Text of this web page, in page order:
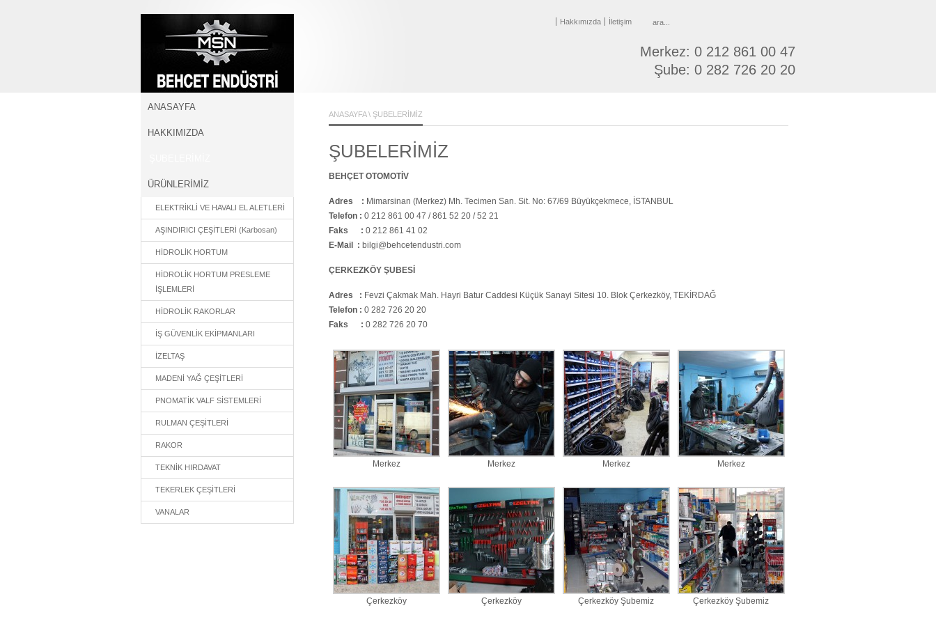
BEHÇET ENDÜSTRİ
Hakkımızda İletişim
Merkez: 0 212 861 00 47
Şube: 0 282 726 20 20
ANASAYFA
HAKKIMIZDA
ÜRÜNLERİMİZ
ELEKTRİKLİ VE HAVALI EL ALETLERİ
AŞINDIRICI ÇEŞİTLERİ (Karbosan)
HİDROLİK HORTUM
HİDROLİK HORTUM PRESLEME
İŞLEMLERİ
HİDROLİK RAKORLAR
İŞ GÜVENLİK EKİPMANLARI
İZELTAŞ
MADENİ YAĞ ÇEŞİTLERİ
PNOMATİK VALF SİSTEMLERİ
RULMAN ÇEŞİTLERİ
RAKOR
TEKNİK HIRDAVAT
TEKERLEK ÇEŞİTLERİ
VANALAR
ANASAYFA\ ŞUBELERİMİZ
ŞUBELERİMİZ
BEHÇET OTOMOTİV
Adres : Mimarsinan (Merkez) Mh. Tecimen San. Sit. No: 67/69 Büyükçekmece, İSTANBUL
Telefon : 0 212 861 00 47 / 861 52 20 / 52 21
Faks : 0 212 861 41 02
E-Mail : bilgi@behcetendustri.com
ÇERKEZKÖY ŞUBESİ
Adres : Fevzi Çakmak Mah. Hayri Batur Caddesi Küçük Sanayi Sitesi 10. Blok Çerkezköy, TEKİRDAĞ
Telefon : 0 282 726 20 20
Faks : 0 282 726 20 70
Merkez Merkez Merkez Merkez
Çerkezköy Çerkezköy Çerkezköy Şubemiz Çerkezköy Şubemiz